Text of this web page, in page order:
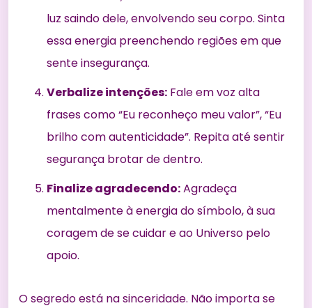
luz saindo dele, envolvendo seu corpo. Sinta
essa energia preenchendo regiões em que
sente insegurança.
Verbalize intenções: Fale em voz alta
frases como “Eu reconheço meu valor”, “Eu
brilho com autenticidade”. Repita até sentir
segurança brotar de dentro.
Finalize agradecendo:Agradeça
mentalmente à energia do símbolo, à sua
coragem de se cuidar e ao Universo pelo
apoio.
O segredo está na sinceridade. Não importa se